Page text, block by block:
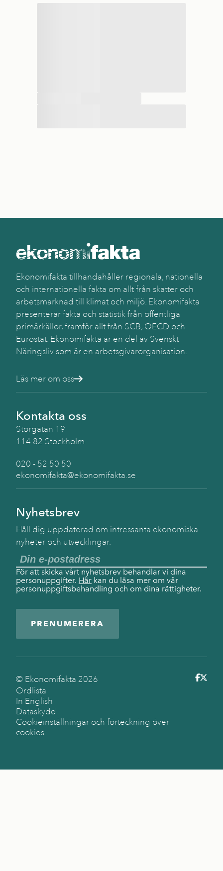
Ekonomifakta tillhandahåller regionala, nationella
och internationella fakta om allt från skatter och
arbetsmarknad till klimat och miljö. Ekonomifakta
presenterar fakta och statistik från offentliga
primärkällor, framför allt från SCB, OECD och
Eurostat. Ekonomifakta är en del av Svenskt
Näringsliv som är en arbetsgivarorganisation.
Läs mer om oss
Kontakta oss
Storgatan 19
114 82 Stockholm
020 - 52 50 50
ekonomifakta@ekonomifakta.se
Nyhetsbrev
Håll dig uppdaterad om intressanta ekonomiska
nyheter och utvecklingar.
För att skicka vårt nyhetsbrev behandlar vi dina
personuppgifter. Här kan du läsa mer om vår
personuppgiftsbehandling och om dina rättigheter.
PRENUMERERA
© Ekonomifakta 2026
Ordlista
In English
Dataskydd
Cookieinställningar och förteckning över
cookies